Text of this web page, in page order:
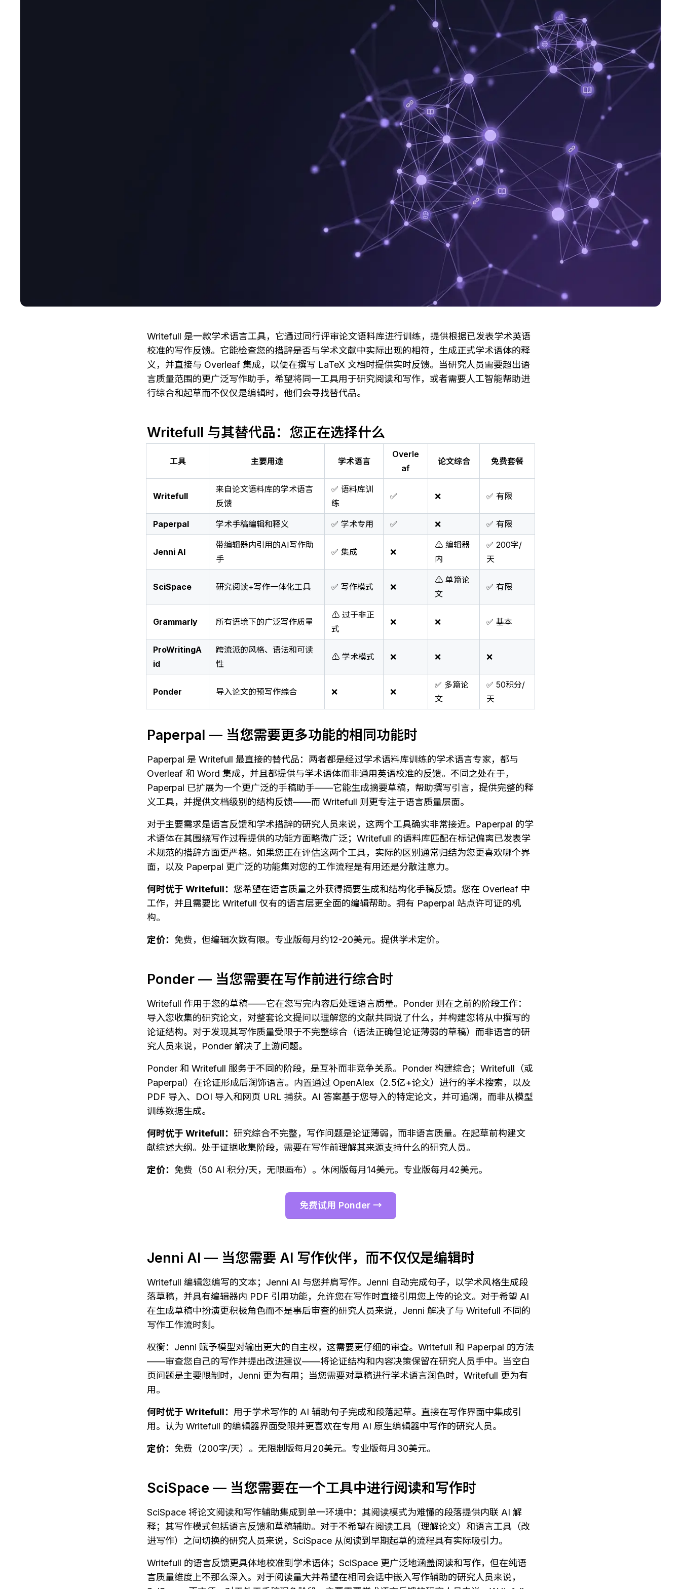
Writefull 是一款学术语言工具，它通过同行评审论文语料库进行训练，提供根据已发表学术英语
校准的写作反馈。它能检查您的措辞是否与学术文献中实际出现的相符，生成正式学术语体的释
义，并直接与 Overleaf 集成，以便在撰写 LaTeX 文档时提供实时反馈。当研究人员需要超出语
言质量范围的更广泛写作助手，希望将同一工具用于研究阅读和写作，或者需要人工智能帮助进
行综合和起草而不仅仅是编辑时，他们会寻找替代品。
Writefull 与其替代品：您正在选择什么
工具 主要用途 学术语言
Overle
af
论文综合 免费套餐
Writefull
来自论文语料库的学术语言
反馈
✅ 语料库训
练
✅ ❌ ✅ 有限
Paperpal 学术手稿编辑和释义 ✅ 学术专用 ✅ ❌ ✅ 有限
Jenni AI
带编辑器内引用的AI写作助
手
✅ 集成 ❌
⚠️ 编辑器
内
✅ 200字/
天
SciSpace 研究阅读+写作一体化工具 ✅ 写作模式 ❌
⚠️ 单篇论
文
✅ 有限
Grammarly 所有语境下的广泛写作质量
⚠️ 过于非正
式
❌ ❌ ✅ 基本
ProWritingA
id
跨流派的风格、语法和可读
性
⚠️ 学术模式 ❌ ❌ ❌
Ponder 导入论文的预写作综合 ❌ ❌
✅ 多篇论
文
✅ 50积分/
天
Paperpal — 当您需要更多功能的相同功能时
Paperpal 是 Writefull 最直接的替代品：两者都是经过学术语料库训练的学术语言专家，都与
Overleaf 和 Word 集成，并且都提供与学术语体而非通用英语校准的反馈。不同之处在于，
Paperpal 已扩展为一个更广泛的手稿助手——它能生成摘要草稿，帮助撰写引言，提供完整的释
义工具，并提供文档级别的结构反馈——而 Writefull 则更专注于语言质量层面。
对于主要需求是语言反馈和学术措辞的研究人员来说，这两个工具确实非常接近。Paperpal 的学
术语体在其围绕写作过程提供的功能方面略微广泛；Writefull 的语料库匹配在标记偏离已发表学
术规范的措辞方面更严格。如果您正在评估这两个工具，实际的区别通常归结为您更喜欢哪个界
面，以及 Paperpal 更广泛的功能集对您的工作流程是有用还是分散注意力。
何时优于 Writefull： 您希望在语言质量之外获得摘要生成和结构化手稿反馈。您在 Overleaf 中
工作，并且需要比 Writefull 仅有的语言层更全面的编辑帮助。拥有 Paperpal 站点许可证的机
构。
定价： 免费，但编辑次数有限。专业版每月约12-20美元。提供学术定价。
Ponder — 当您需要在写作前进行综合时
Writefull 作用于您的草稿——它在您写完内容后处理语言质量。Ponder 则在之前的阶段工作：
导入您收集的研究论文，对整套论文提问以理解您的文献共同说了什么，并构建您将从中撰写的
论证结构。对于发现其写作质量受限于不完整综合（语法正确但论证薄弱的草稿）而非语言的研
究人员来说，Ponder 解决了上游问题。
Ponder 和 Writefull 服务于不同的阶段，是互补而非竞争关系。Ponder 构建综合；Writefull（或
Paperpal）在论证形成后润饰语言。内置通过 OpenAlex（2.5亿+论文）进行的学术搜索，以及
PDF 导入、DOI 导入和网页 URL 捕获。AI 答案基于您导入的特定论文，并可追溯，而非从模型
训练数据生成。
何时优于 Writefull： 研究综合不完整，写作问题是论证薄弱，而非语言质量。在起草前构建文
献综述大纲。处于证据收集阶段，需要在写作前理解其来源支持什么的研究人员。
定价： 免费（50 AI 积分/天，无限画布）。休闲版每月14美元。专业版每月42美元。
免费试用 Ponder →
Jenni AI — 当您需要 AI 写作伙伴，而不仅仅是编辑时
Writefull 编辑您编写的文本；Jenni AI 与您并肩写作。Jenni 自动完成句子，以学术风格生成段
落草稿，并具有编辑器内 PDF 引用功能，允许您在写作时直接引用您上传的论文。对于希望 AI
在生成草稿中扮演更积极角色而不是事后审查的研究人员来说，Jenni 解决了与 Writefull 不同的
写作工作流时刻。
权衡：Jenni 赋予模型对输出更大的自主权，这需要更仔细的审查。Writefull 和 Paperpal 的方法
——审查您自己的写作并提出改进建议——将论证结构和内容决策保留在研究人员手中。当空白
页问题是主要限制时，Jenni 更为有用；当您需要对草稿进行学术语言润色时，Writefull 更为有
用。
何时优于 Writefull： 用于学术写作的 AI 辅助句子完成和段落起草。直接在写作界面中集成引
用。认为 Writefull 的编辑器界面受限并更喜欢在专用 AI 原生编辑器中写作的研究人员。
定价： 免费（200字/天）。无限制版每月20美元。专业版每月30美元。
SciSpace — 当您需要在一个工具中进行阅读和写作时
SciSpace 将论文阅读和写作辅助集成到单一环境中：其阅读模式为难懂的段落提供内联 AI 解
释；其写作模式包括语言反馈和草稿辅助。对于不希望在阅读工具（理解论文）和语言工具（改
进写作）之间切换的研究人员来说，SciSpace 从阅读到早期起草的流程具有实际吸引力。
Writefull 的语言反馈更具体地校准到学术语体；SciSpace 更广泛地涵盖阅读和写作，但在纯语
言质量维度上不那么深入。对于阅读量大并希望在相同会话中嵌入写作辅助的研究人员来说，